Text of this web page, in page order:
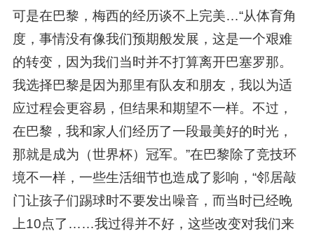
可是在巴黎，梅西的经历谈不上完美…“从体育角
度，事情没有像我们预期般发展，这是一个艰难
的转变，因为我们当时并不打算离开巴塞罗那。
我选择巴黎是因为那里有队友和朋友，我以为适
应过程会更容易，但结果和期望不一样。不过，
在巴黎，我和家人们经历了一段最美好的时光，
那就是成为（世界杯）冠军。”在巴黎除了竞技环
境不一样，一些生活细节也造成了影响，“邻居敲
门让孩子们踢球时不要发出噪音，而当时已经晚
上10点了……我过得并不好，这些改变对我们来